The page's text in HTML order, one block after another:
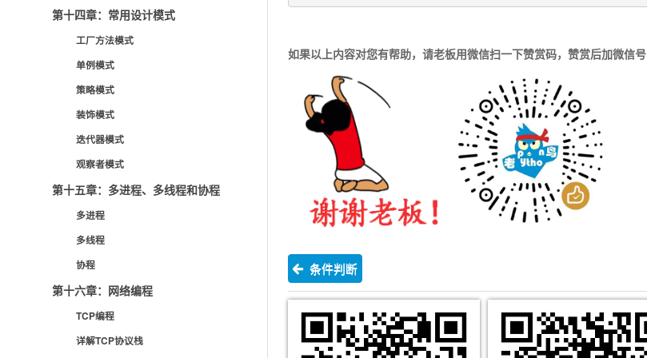
第十四章：常用设计模式
工厂方法模式
单例模式
策略模式
装饰模式
迭代器模式
观察者模式
第十五章：多进程、多线程和协程
多进程
多线程
协程
第十六章：网络编程
TCP编程
详解TCP协议栈
如果以上内容对您有帮助，请老板用微信扫一下赞赏码，赞赏后加微信号
条件判断